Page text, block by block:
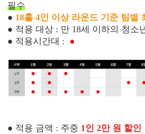
필수
● 18홀 4인 이상 라운드 기준 팀별
● 적용 대상 : 만 18세 이하의 청소
● 적용시간대 : ●
● 적용 금액 : 주중 1인 2만 원 할인